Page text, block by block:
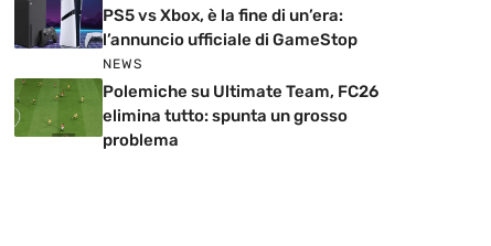
PS5 vs Xbox, è la fine di un’era:
l’annuncio ufficiale di GameStop
NEWS
Polemiche su Ultimate Team, FC26
elimina tutto: spunta un grosso
problema